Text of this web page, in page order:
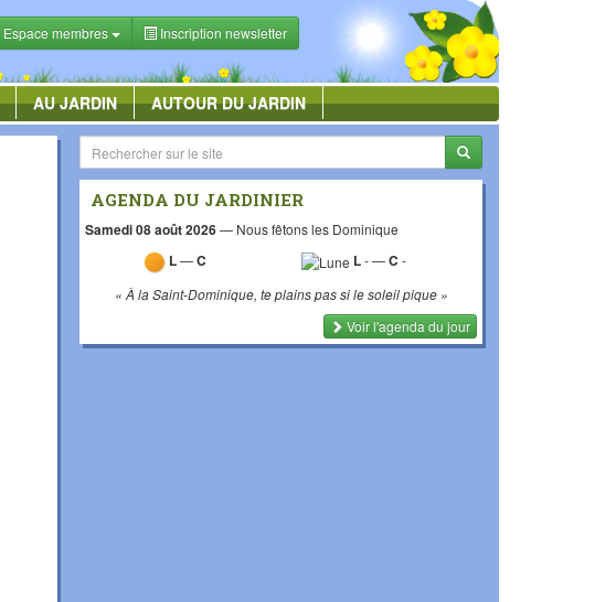
Espace membres Inscription newsletter
AU JARDIN AUTOUR DU JARDIN
AGENDA DU JARDINIER
Samedi 08 août 2026— Nous fêtons les Dominique
L—C L-—C-
« À la Saint-Dominique, te plains pas si le soleil pique »
Voir l'agenda du jour